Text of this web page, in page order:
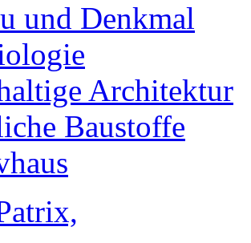
und Denkmal
Architektur
Baustoffe